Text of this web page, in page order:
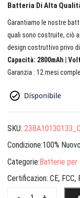
Batteria Di Alta
Garantiamo le nostre
quali sono costruite, ciò
design costruttivo privo
Capacità: 2800mAh |
Garanzia : 12 mesi
SKU:
Condizione:100%
Categorie:Batterie per
Certificazion: CE, FCC,